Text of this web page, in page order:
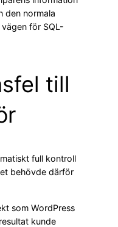
den normala
för SQL-
till
full kontroll
behövde därför
som WordPress
kunde